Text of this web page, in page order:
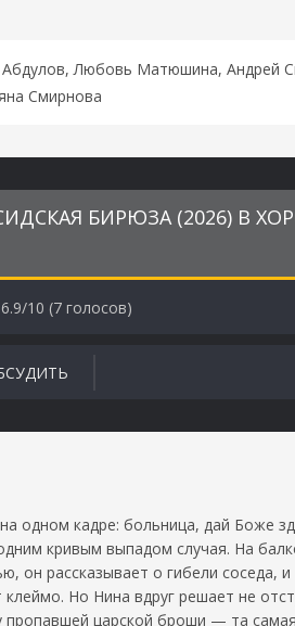
Любовь Матюшина, Андрей
Смирнова
БИРЮЗА (2026) В
6.9/10 (7 голосов)
одном кадре: больница, дай Боже
кривым выпадом случая. На
он рассказывает о гибели соседа,
Но Нина вдруг решает не
пропавшей царской броши — та